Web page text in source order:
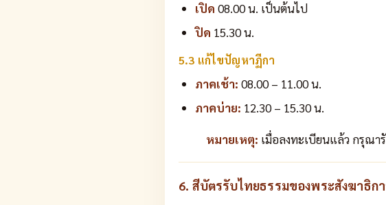
เปิด 08.00 น. เป็นต้นไป
ปิด 15.30 น.
5.3 แก้ไขปัญหาฏีกา
ภาคเช้า: 08.00 – 11.00 น.
ภาคบ่าย: 12.30 – 15.30 น.
หมายเหตุ: เมื่อลงทะเบียนแล้ว กรุณ
6. สีบัตรรับไทยธรรมของพระสังฆาธิก